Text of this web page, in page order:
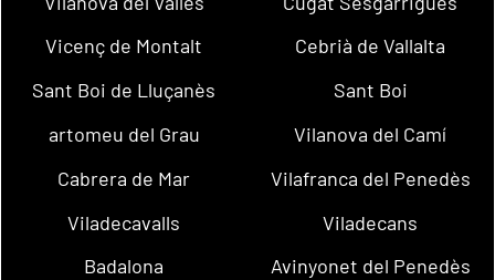
Vicenç de Montalt
Cebrià de Vallalta
Sant Boi de Lluçanès
Sant Boi
artomeu del Grau
Vilanova del Camí
Cabrera de Mar
Vilafranca del Penedès
Viladecavalls
Viladecans
Badalona
Avinyonet del Penedès